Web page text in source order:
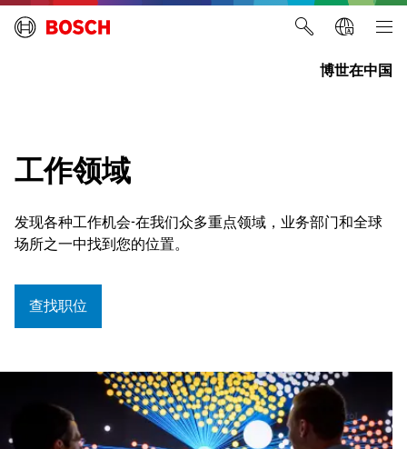
博世在中国
工作领域
发现各种工作机会-在我们众多重点领域，业务部门和全球
场所之一中找到您的位置。
查找职位